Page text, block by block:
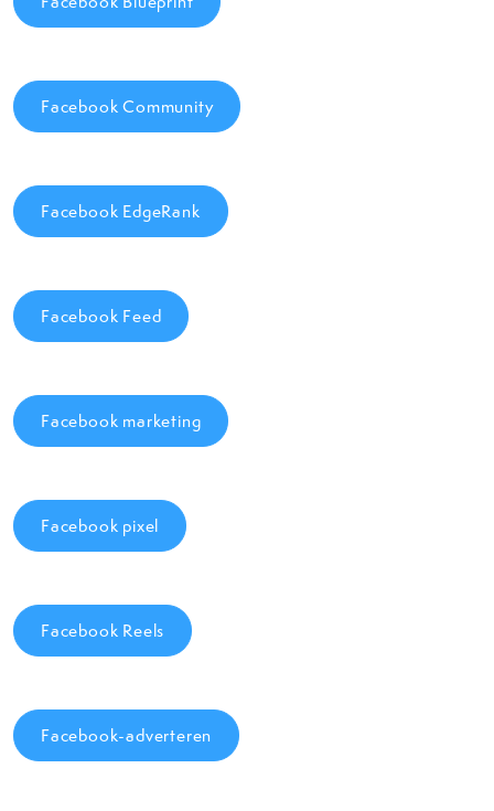
Facebook Community
Facebook EdgeRank
Facebook Feed
Facebook marketing
Facebook pixel
Facebook Reels
Facebook-adverteren